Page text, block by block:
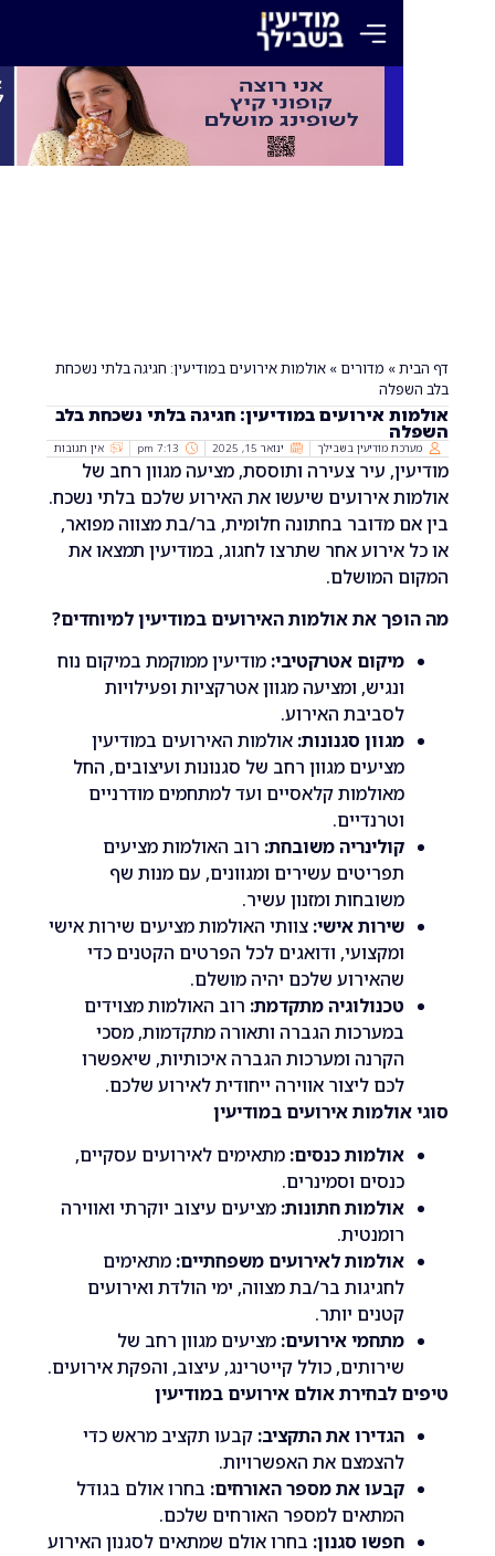
מדורים »אולמות אירועים במודיעין: חגיגה בלתי נשכחת
אירועים במודיעין: חגיגה בלתי נשכחת בלב
מודיעין בשבילך ינואר 15, 2025 7:13 pm אין תגובות
עיר צעירה ותוססת, מציעה מגוון רחב של
אירועים שיעשו את האירוע שלכם בלתי נשכח.
מדובר בחתונה חלומית, בר/בת מצווה מפואר,
אחר שתרצו לחגוג, במודיעין תמצאו את
המושלם.
את אולמות האירועים במודיעין למיוחדים?
מיקום אטרקטיבי:מודיעין ממוקמת במיקום נוח
ונגיש, ומציעה מגוון אטרקציות ופעילויות
לסביבת האירוע.
מגוון סגנונות:אולמות האירועים במודיעין
מציעים מגוון רחב של סגנונות ועיצובים, החל
מאולמות קלאסיים ועד למתחמים מודרניים
קולינריה משובחת:רוב האולמות מציעים
תפריטים עשירים ומגוונים, עם מנות שף
משובחות ומזנון עשיר.
שירות אישי:צוותי האולמות מציעים שירות אישי
ומקצועי, ודואגים לכל הפרטים הקטנים כדי
שהאירוע שלכם יהיה מושלם.
טכנולוגיה מתקדמת:רוב האולמות מצוידים
במערכות הגברה ותאורה מתקדמות, מסכי
הקרנה ומערכות הגברה איכותיות, שיאפשרו
לכם ליצור אווירה ייחודית לאירוע שלכם.
אירועים במודיעין
אולמות כנסים:מתאימים לאירועים עסקיים,
כנסים וסמינרים.
אולמות חתונות:מציעים עיצוב יוקרתי ואווירה
אולמות לאירועים משפחתיים: מתאימים
לחגיגות בר/בת מצווה, ימי הולדת ואירועים
מתחמי אירועים:מציעים מגוון רחב של
שירותים, כולל קייטרינג, עיצוב, והפקת אירועים.
לבחירת אולם אירועים במודיעין
הגדירו את התקציב:קבעו תקציב מראש כדי
להצמצם את האפשרויות.
קבעו את מספר האורחים:בחרו אולם בגודל
המתאים למספר האורחים שלכם.
חפשו סגנון:בחרו אולם שמתאים לסגנון האירוע